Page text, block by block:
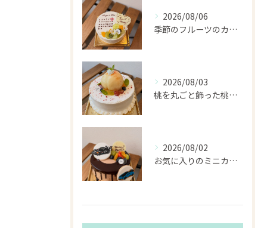
2026/08/06
季節のフルーツのカレンダーケーキ
2026/08/03
桃を丸ごと飾った桃のホールケーキ（サンドも桃）
2026/08/02
お気に入りのミニカーのアイシングクッキーを飾ったデコレーショ...